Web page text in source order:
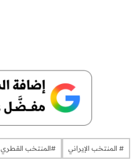
# المنتخب الإيراني #المنتخب القطري